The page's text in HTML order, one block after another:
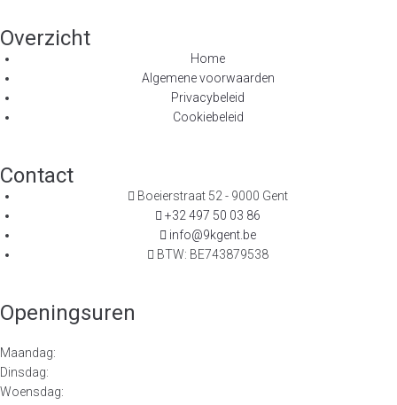
Overzicht
Home
Algemene voorwaarden
Privacybeleid
Cookiebeleid
Contact
Boeierstraat 52 - 9000 Gent
+32 497 50 03 86
info@9kgent.be
BTW: BE743879538
Openingsuren
Maandag:
Dinsdag:
Woensdag: